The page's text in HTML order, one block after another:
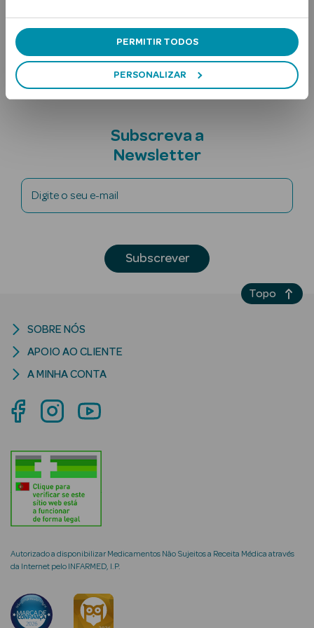
PERMITIR TODOS
PERSONALIZAR
Corpo
Rosto
Cosmética
Rosto
Hidratantes
Creme de Olhos
Anti-
envelhecimento
Nota adicional
Subscreva a
Newsletter
Digite o seu e-mail
Subscrever
Autorizado a disponibilizar Medicamentos Não Sujeitos a Receita Médica através
da Internet pelo INFARMED, I.P.
SOBRE NÓS
APOIO AO CLIENTE
A MINHA CONTA
Topo